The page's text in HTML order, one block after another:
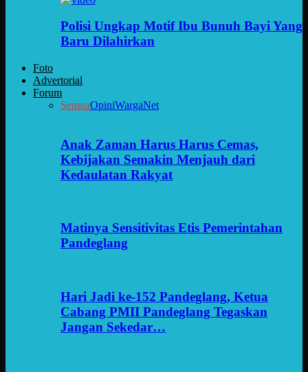
Polisi Ungkap Motif Ibu Bunuh Bayi Yang
Baru Dilahirkan
Foto
Advertorial
Forum
SemuaOpiniWargaNet
Anak Zaman Harus Harus Cemas,
Kebijakan Semakin Menjauh dari
Kedaulatan Rakyat
Matinya Sensitivitas Etis Pemerintahan
Pandeglang
Hari Jadi ke-152 Pandeglang, Ketua
Cabang PMII Pandeglang Tegaskan
Jangan Sekedar…